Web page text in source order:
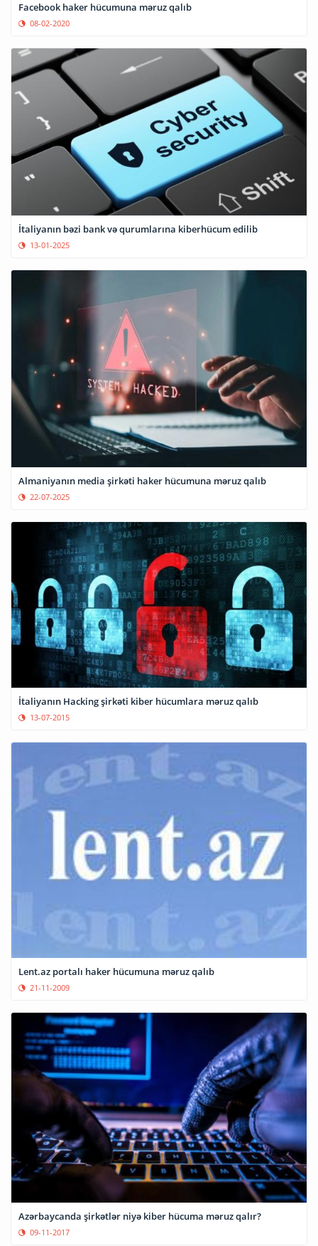
Facebook haker hücumuna məruz qalıb
08-02-2020
İtaliyanın bəzi bank və qurumlarına kiberhücum edilib
13-01-2025
Almaniyanın media şirkəti haker hücumuna məruz qalıb
22-07-2025
İtaliyanın Hacking şirkəti kiber hücumlara məruz qalıb
13-07-2015
Lent.az portalı haker hücumuna məruz qalıb
21-11-2009
Azərbaycanda şirkətlər niyə kiber hücuma məruz qalır?
09-11-2017